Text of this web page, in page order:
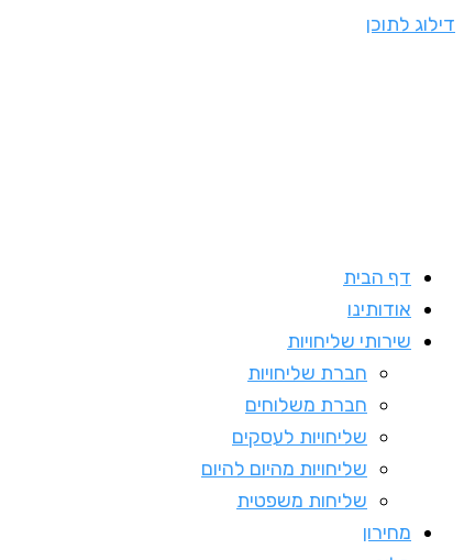
דילוג לתוכן
דף הבית
אודותינו
שירותי שליחויות
חברת שליחויות
חברת משלוחים
שליחויות לעסקים
שליחויות מהיום להיום
שליחות משפטית
מחירון